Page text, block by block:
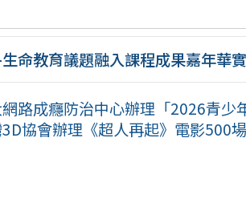
命教育議題融入課程成果嘉年華
路成癮防治中心辦理「2026青少
協會辦理《超人再起》電影500